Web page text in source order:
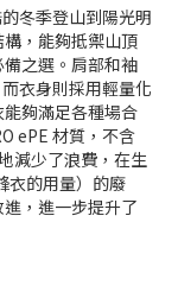
冬季登山到陽光明
，能夠抵禦山頂
之選。肩部和袖
衣身則採用輕量化
夠滿足各種場合
ePE 材質，不含
減少了浪費，在生
衣的用量）的廢
，進一步提升了